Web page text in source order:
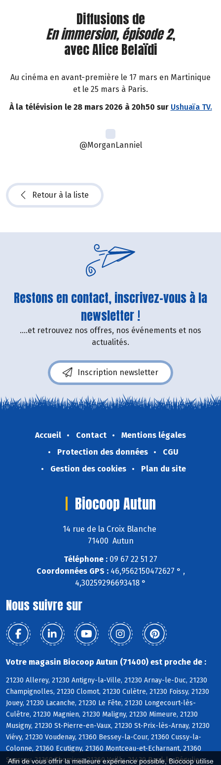
Afin de vous offrir la meilleure expérience possible, Biocoop utilise
Diffusions de
En immersion, épisode 2,
avec Alice Belaïdi
Au cinéma en avant-première le 17 mars en Martinique
et le 25 mars à Paris.
À la télévision le 28 mars 2026 à 20h50 sur Ushuaïa TV.
@MorganLanniel
Retour à la liste
Restons en contact, inscrivez-vous à la
newsletter !
....et retrouvez nos offres, nos événements et nos
actualités.
Inscription newsletter
Accueil Contact
Mentions légales
Protection des données
CGU
Gestion des cookies
Plan du site
Biocoop Autun
14 rue de la Croix Blanche
71400 Autun
Téléphone : 09 67 22 51 27
Coordonnées GPS :46,9562150472627 ° ,
4,30259296693418 °
Nous suivre sur
Votre magasin Biocoop Autun (71400) est proche de :
21230 Allerey, 21230 Antigny-la-Ville, 21230 Arnay-le-Duc, 21230
Champignolles, 21230 Clomot, 21230 Culètre, 21230 Foissy, 21230
Jouey, 21230 Lacanche, 21230 Le Fête, 21230 Longecourt-lès-
Culêtre, 21230 Magnien, 21230 Maligny, 21230 Mimeure, 21230
Musigny, 21230 St-Pierre-en-Vaux, 21230 St-Prix-lès-Arnay, 21230
Viévy, 21230 Voudenay, 21360 Bessey-la-Cour, 21360 Cussy-la-
Colonne, 21360 Ecutigny, 21360 Montceau-et-Echarnant, 21360
Saussey, 21360 Thomirey, 21360 Veilly, 21430 Bard-le-Régulier,